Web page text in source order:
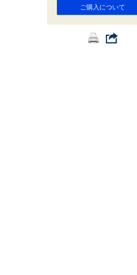
ご購入について